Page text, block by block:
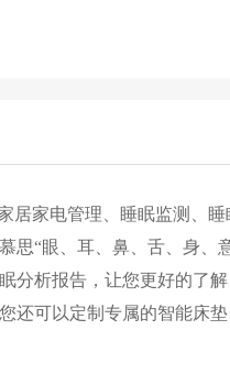
居家电管理、睡眠监测、
思“眼、耳、鼻、舌、身、
分析报告，让您更好的了
还可以定制专属的智能床